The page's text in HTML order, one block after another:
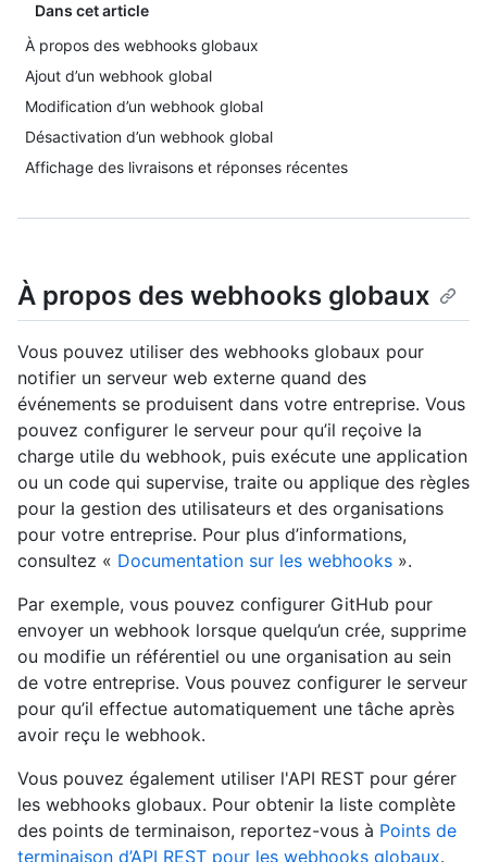
Dans cet article
À propos des webhooks globaux
Ajout d’un webhook global
Modification d’un webhook global
Désactivation d’un webhook global
Affichage des livraisons et réponses récentes
À propos des webhooks globaux
Vous pouvez utiliser des webhooks globaux pour
notifier un serveur web externe quand des
événements se produisent dans votre entreprise. Vous
pouvez configurer le serveur pour qu’il reçoive la
charge utile du webhook, puis exécute une application
ou un code qui supervise, traite ou applique des règles
pour la gestion des utilisateurs et des organisations
pour votre entreprise. Pour plus d’informations,
consultez « Documentation sur les webhooks ».
Par exemple, vous pouvez configurer GitHub pour
envoyer un webhook lorsque quelqu’un crée, supprime
ou modifie un référentiel ou une organisation au sein
de votre entreprise. Vous pouvez configurer le serveur
pour qu’il effectue automatiquement une tâche après
avoir reçu le webhook.
Vous pouvez également utiliser l'API REST pour gérer
les webhooks globaux. Pour obtenir la liste complète
des points de terminaison, reportez-vous à Points de
terminaison d’API REST pour les webhooks globaux.